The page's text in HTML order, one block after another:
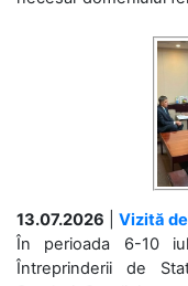
13.07.2026
Vizită
În perioada 6-10
Întreprinderii de